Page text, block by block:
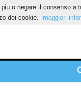
o negare il consenso a
dei cookie.
maggiori